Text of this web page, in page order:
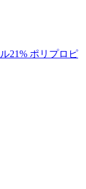
21% ポリプロピ